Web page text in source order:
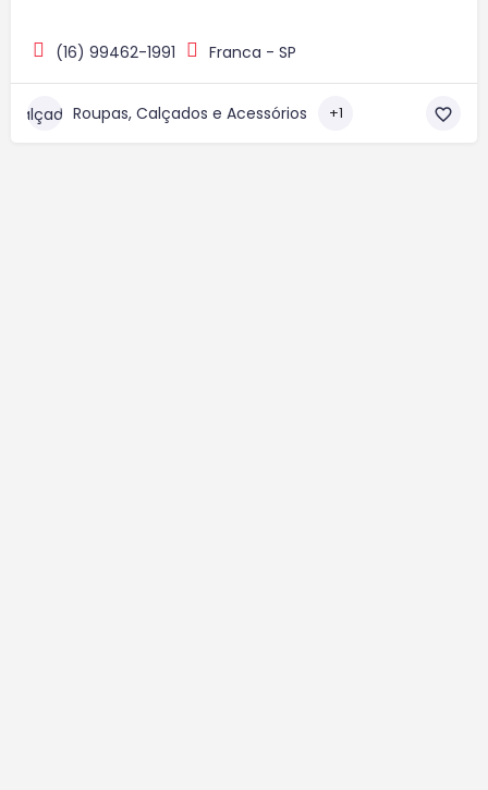
(16) 99462-1991 Franca - SP
Roupas, Calçados e Acessórios +1